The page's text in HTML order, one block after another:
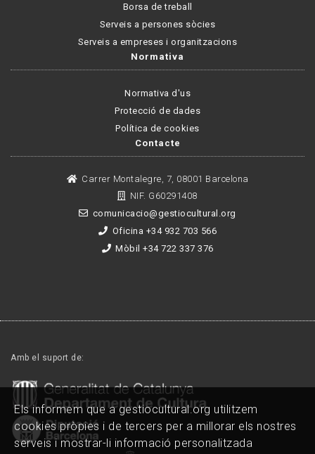
Borsa de treball
Serveis a persones sòcies
Serveis a empreses i organitzacions
Normativa
Normativa d'us
Protecció de dades
Política de cookies
Contacte
Carrer Montalegre, 7, 08001 Barcelona
NIF. G60291408
comunicacio@gestiocultural.org
Oficina +34 932 703 566
Mòbil +34 722 337 376
Amb el suport de:
Els informem que a gestiocultural.org utilitzem
cookies pròpies i de tercers per a millorar els nostres
serveis i mostrar-li informació personalitzada